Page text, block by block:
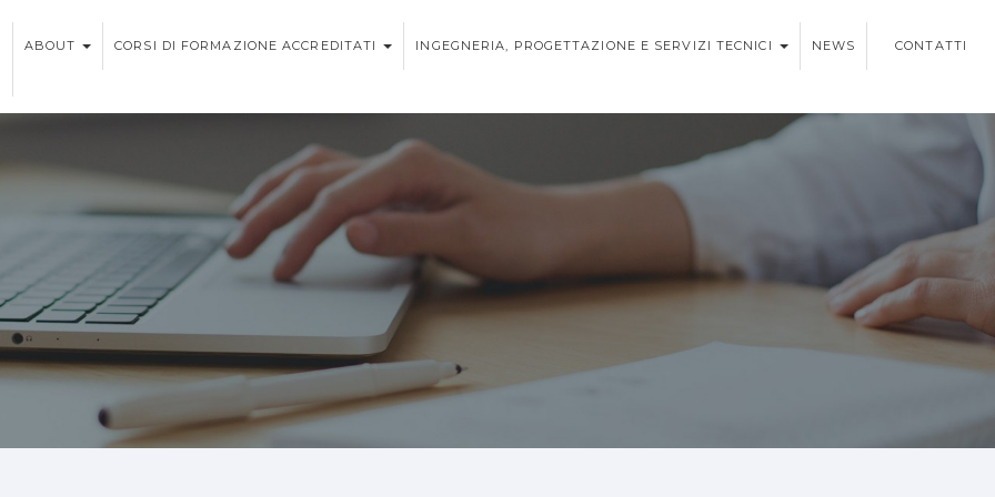
ABOUT CORSI DI FORMAZIONE ACCREDITATI INGEGNERIA, PROGETTAZIONE E SERVIZI TECNICI NEWS CONTATTI